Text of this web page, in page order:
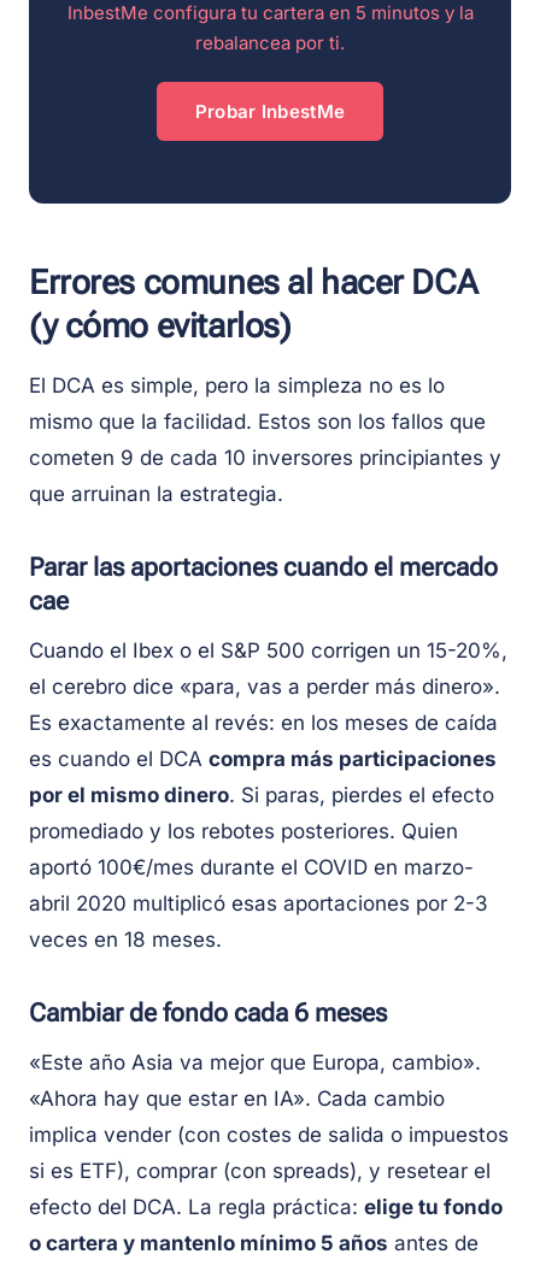
InbestMe configura tu cartera en 5 minutos y la
rebalancea por ti.
Probar InbestMe
Errores comunes al hacer DCA
(y cómo evitarlos)
El DCA es simple, pero la simpleza no es lo
mismo que la facilidad. Estos son los fallos que
cometen 9 de cada 10 inversores principiantes y
que arruinan la estrategia.
Parar las aportaciones cuando el mercado
cae
Cuando el Ibex o el S&P 500 corrigen un 15-20%,
el cerebro dice «para, vas a perder más dinero».
Es exactamente al revés: en los meses de caída
es cuando el DCA compra más participaciones
por el mismo dinero. Si paras, pierdes el efecto
promediado y los rebotes posteriores. Quien
aportó 100€/mes durante el COVID en marzo-
abril 2020 multiplicó esas aportaciones por 2-3
veces en 18 meses.
Cambiar de fondo cada 6 meses
«Este año Asia va mejor que Europa, cambio».
«Ahora hay que estar en IA». Cada cambio
implica vender (con costes de salida o impuestos
si es ETF), comprar (con spreads), y resetear el
efecto del DCA. La regla práctica: elige tu fondo
o cartera y mantenlo mínimo 5 años antes de